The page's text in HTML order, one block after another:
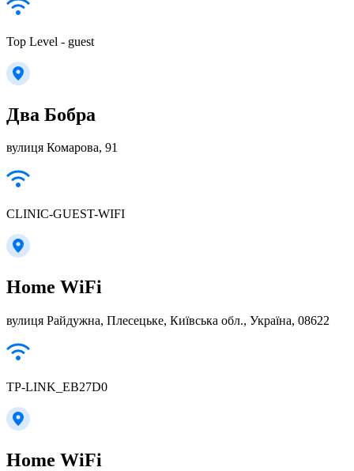
Top Level - guest
Два Бобра
вулиця Комарова, 91
CLINIC-GUEST-WIFI
Home WiFi
вулиця Райдужна, Плесецьке, Київська обл., Україна, 08622
TP-LINK_EB27D0
Home WiFi